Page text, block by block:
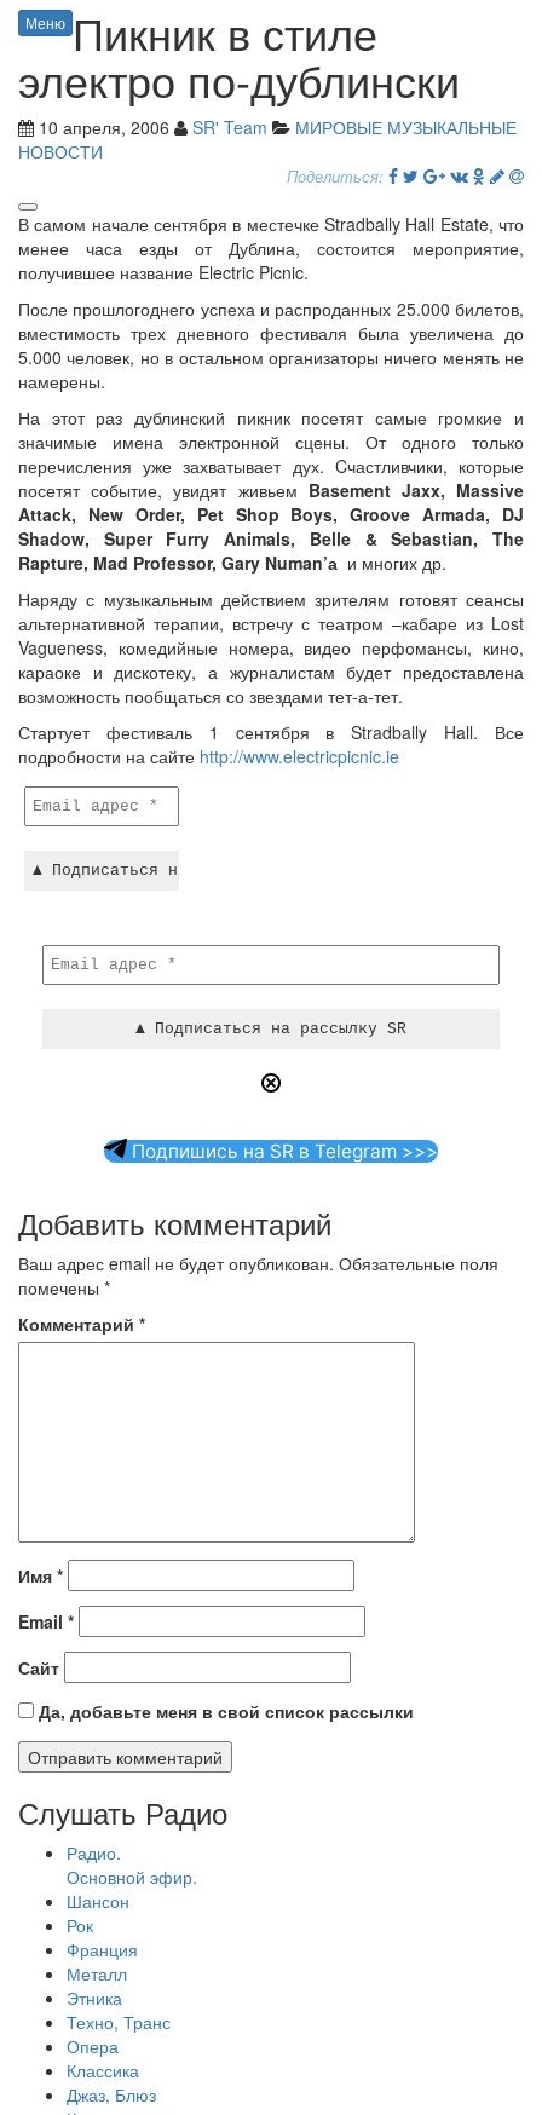
Меню Пикник в стиле
электро по-дублински
10 апреля, 2006 SR' Team
МИРОВЫЕ МУЗЫКАЛЬНЫЕ
НОВОСТИ
Поделиться:
В самом начале сентября в местечке Stradbally Hall Estate, что
менее часа езды от Дублина, состоится мероприятие,
получившее название Electric Picnic.
После прошлогоднего успеха и распроданных 25.000 билетов,
вместимость трех дневного фестиваля была увеличена до
5.000 человек, но в остальном организаторы ничего менять не
намерены.
На этот раз дублинский пикник посетят самые громкие и
значимые имена электронной сцены. От одного только
перечисления уже захватывает дух. Cчастливчики, которые
посетят событие, увидят живьем Basement Jaxx, Massive
Attack, New Order, Pet Shop Boys, Groove Armada, DJ
Shadow, Super Furry Animals, Belle & Sebastian, The
Rapture, Mad Professor, Gary Numan’а и многих др.
Наряду с музыкальным действием зрителям готовят сеансы
альтернативной терапии, встречу с театром –кабаре из Lost
Vagueness, комедийные номера, видео перфомансы, кино,
караоке и дискотеку, а журналистам будет предоставлена
возможность пообщаться со звездами тет-а-тет.
Стартует фестиваль 1 cентября в Stradbally Hall. Все
подробности на сайте http://www.electricpicnic.ie
Подпишись на SR в Telegram >>>
Добавить комментарий
Ваш адрес email не будет опубликован. Обязательные поля
помечены *
Комментарий *
Имя *
Email *
Сайт
Да, добавьте меня в свой список рассылки
Слушать Радио
Радио.
Основной эфир.
Шансон
Рок
Франция
Металл
Этника
Техно, Транс
Опера
Классика
Джаз, Блюз